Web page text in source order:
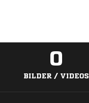
0
BILDER / VIDEOS